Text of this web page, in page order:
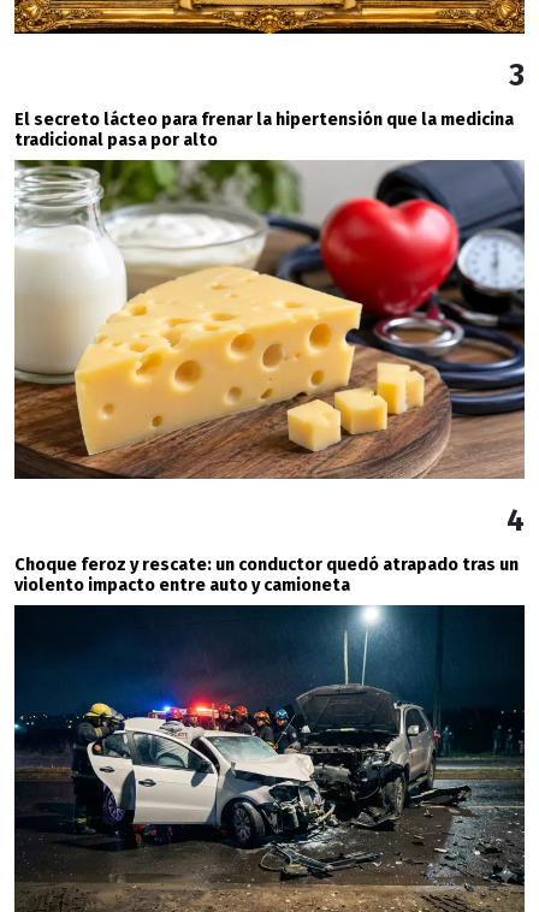
3
El secreto lácteo para frenar la hipertensión que la medicina
tradicional pasa por alto
4
Choque feroz y rescate: un conductor quedó atrapado tras un
violento impacto entre auto y camioneta